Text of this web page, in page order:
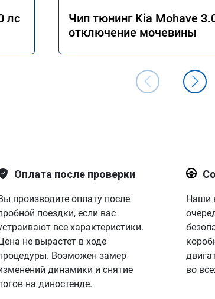
лс
Чип тюнинг Kia Mohave
отключение мочевины
Оплата после проверки
производите оплату после
поездки, если вас
все характеристики.
не вырастет в ходе
Возможен замер
динамики и снятие
на диностенде.
Наши
во